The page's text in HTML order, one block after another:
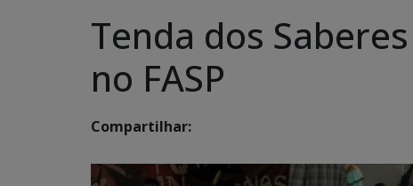
Tenda dos
no FASP
Compartilhar: